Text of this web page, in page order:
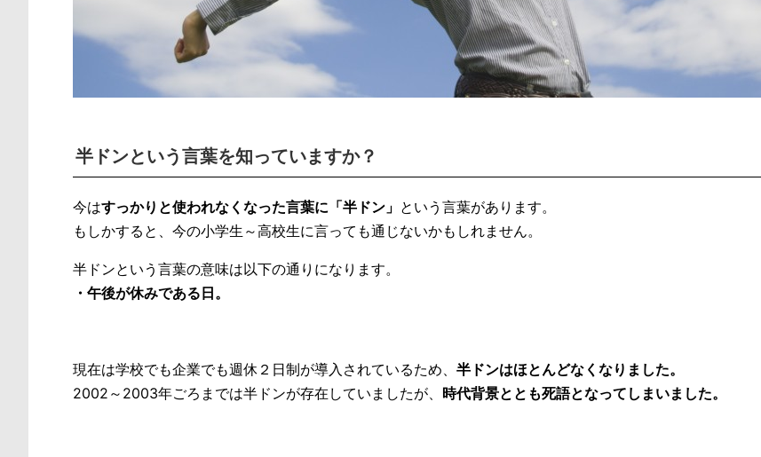
半ドンという言葉を知っていますか？
今はすっかりと使われなくなった言葉に「半ドン」 という言葉があります。
もしかすると、今の小学生～高校生に言っても通じないかもしれません。
半ドンという言葉の意味は以下の通りになります。
・午後が休みである日。
現在は学校でも企業でも週休２日制が導入されているため、 半ドンはほとんどなくなりました。
2002～2003年ごろまでは半ドンが存在していましたが、 時代背景ととも死語となってしまいました。